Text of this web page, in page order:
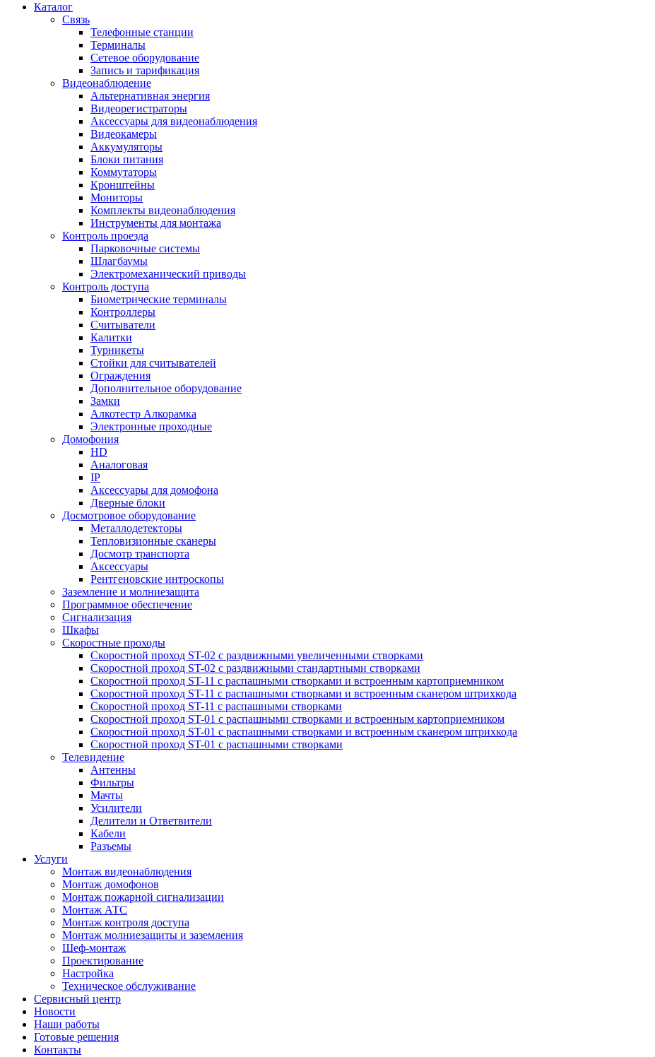
Каталог
Связь
Телефонные станции
Терминалы
Сетевое оборудование
Запись и тарификация
Видеонаблюдение
Альтернативная энергия
Видеорегистраторы
Аксессуары для видеонаблюдения
Видеокамеры
Аккумуляторы
Блоки питания
Коммутаторы
Кронштейны
Мониторы
Комплекты видеонаблюдения
Инструменты для монтажа
Контроль проезда
Парковочные системы
Шлагбаумы
Электромеханический приводы
Контроль доступа
Биометрические терминалы
Контроллеры
Считыватели
Калитки
Турникеты
Стойки для считывателей
Ограждения
Дополнительное оборудование
Замки
Алкотестр Алкорамка
Электронные проходные
Домофония
HD
Аналоговая
IP
Аксессуары для домофона
Дверные блоки
Досмотровое оборудование
Металлодетекторы
Тепловизионные сканеры
Досмотр транспорта
Аксессуары
Рентгеновские интроскопы
Заземление и молниезащита
Программное обеспечение
Сигнализация
Шкафы
Скоростные проходы
Скоростной проход ST-02 с раздвижными увеличенными створками
Скоростной проход ST-02 с раздвижными стандартными створками
Скоростной проход ST-11 с распашными створками и встроенным картоприемником
Скоростной проход ST-11 с распашными створками и встроенным сканером штрихкода
Скоростной проход ST-11 с распашными створками
Скоростной проход ST-01 с распашными створками и встроенным картоприемником
Скоростной проход ST-01 с распашными створками и встроенным сканером штрихкода
Скоростной проход ST-01 с распашными створками
Телевидение
Антенны
Фильтры
Мачты
Усилители
Делители и Ответвители
Кабели
Разъемы
Услуги
Монтаж видеонаблюдения
Монтаж домофонов
Монтаж пожарной сигнализации
Монтаж АТС
Монтаж контроля доступа
Монтаж молниезащиты и заземления
Шеф-монтаж
Проектирование
Настройка
Техническое обслуживание
Сервисный центр
Новости
Наши работы
Готовые решения
Контакты